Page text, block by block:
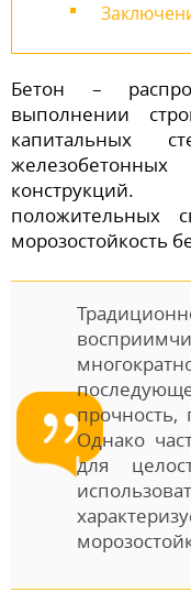
Бетон –
выполнении
капитальных
положительных
морозостойкость
прочность,
Однако
для